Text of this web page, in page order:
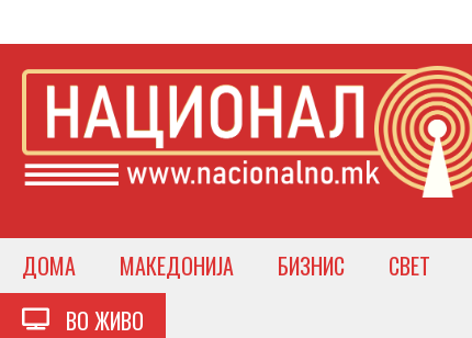
ДОМА МАКЕДОНИЈА БИЗНИС СВЕТ
ВО ЖИВО